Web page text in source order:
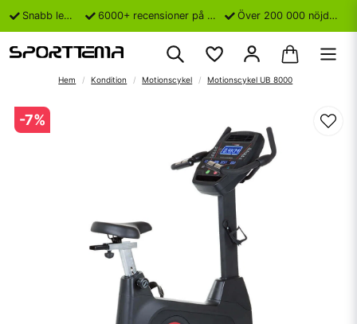
Snabb leverans 6000+ recensioner på Trustpilot Över 200 000 nöjda kunder
Hem Kondition Motionscykel Motionscykel UB 8000
-7%